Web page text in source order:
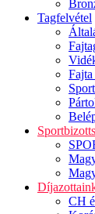
Tagfelvétel
Fajta
CH